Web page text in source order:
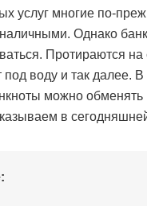
услуг многие по-
Однако
Протираются на
под воду и так далее.
можно
в